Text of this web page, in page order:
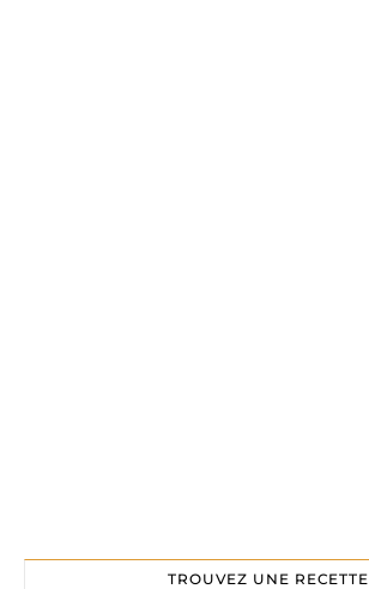
TROUVEZ UNE RECETTE